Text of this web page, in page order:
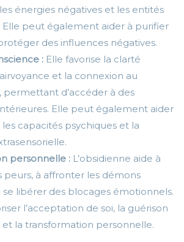
énergies négatives et les entités
Elle peut également aider à purifier
des influences négatives.
: Elle favorise la clarté
et la connexion au
permettant d’accéder à des
Elle peut également aider
capacités psychiques et la
personnelle : L’obsidienne aide à
peurs, à affronter les démons
se libérer des blocages émotionnels.
l’acceptation de soi, la guérison
la transformation personnelle.